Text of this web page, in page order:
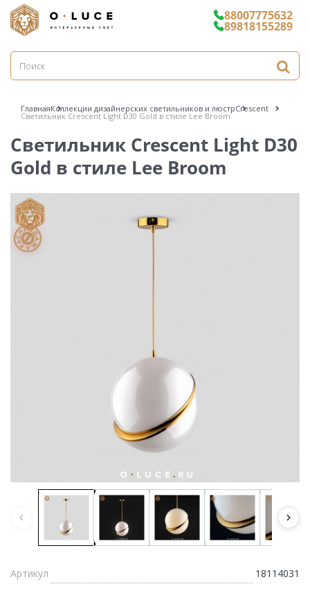
88007775632
89818155289
ГлавнаяКоллекции дизайнерских светильников и люстрCrescent
Светильник Crescent Light D30 Gold в стиле Lee Broom
Светильник Crescent Light D30
Gold в стиле Lee Broom
Артикул 18114031